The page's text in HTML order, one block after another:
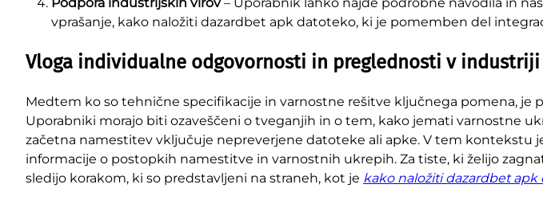
vprašanje, kako naložiti dazardbet apk datoteko, ki je pomemben del
Vloga individualne odgovornosti in preglednosti v industriji
Medtem ko so tehnične specifikacije in varnostne rešitve ključnega pomena, je
Uporabniki morajo biti ozaveščeni o tveganjih in o tem, kako jemati varnostne
začetna namestitev vključuje nepreverjene datoteke ali apke. V tem kontekstu
informacije o postopkih namestitve in varnostnih ukrepih. Za tiste, ki želijo
sledijo korakom, ki so predstavljeni na straneh, kot je kako naložiti dazardbet apk